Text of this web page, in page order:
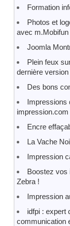
Formation
Photos et
avec m.Mobifun
Joomla
Plein feux
dernière
Des bons
Impressions
impression.com
Encre
La Vache
Impression
Boostez vos
Zebra !
Impression
idfpi : expert
communication